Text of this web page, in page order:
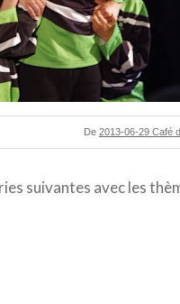
De2013-06-29 Café
suivantes avec les